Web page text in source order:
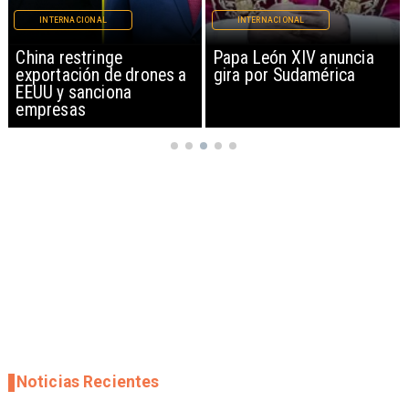
China restringe
exportación de drones a
EEUU y sanciona
empresas
INTERNACIONAL
Papa León XIV anuncia
gira por Sudamérica
INTERNACIONAL
Noticias Recientes